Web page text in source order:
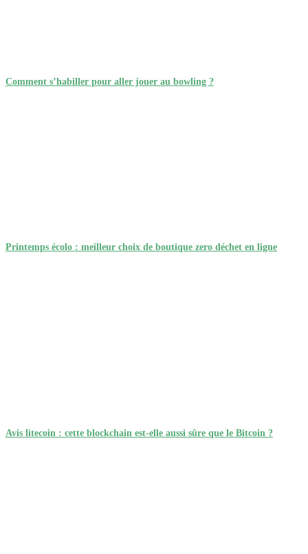
Comment s’habiller pour aller jouer au bowling ?
Printemps écolo : meilleur choix de boutique zero déchet en ligne
Avis litecoin : cette blockchain est-elle aussi sûre que le Bitcoin ?